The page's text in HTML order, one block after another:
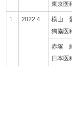
東京医
1 2022.4
横山
獨協医
赤塚
日本医